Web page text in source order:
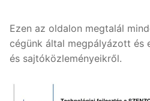
Ezen az oldalon megtalál
cégünk által megpályázott és
és sajtóközleményeikről.